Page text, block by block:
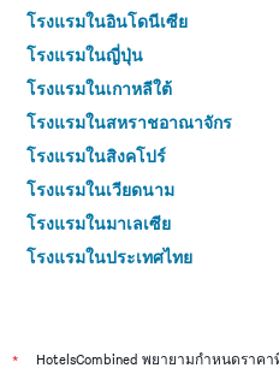
โรงแรมในอินโดนีเซีย
โรงแรมในญี่ปุ่น
โรงแรมในเกาหลีใต้
โรงแรมในสหราชอาณาจักร
โรงแรมในสิงคโปร์
โรงแรมในเวียดนาม
โรงแรมในมาเลเซีย
โรงแรมในประเทศไทย
* HotelsCombined พยายามกำหนดราค